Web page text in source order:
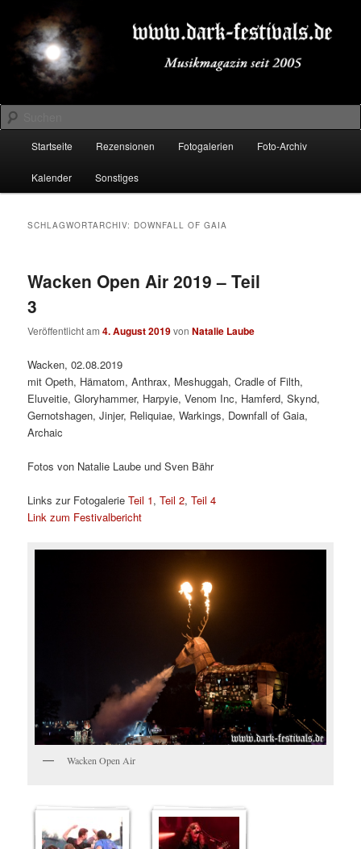
primären
Inhalt
springen
sekundären
Inhalt
springenDARK-FESTIVALS.DE
Suchen
Startseite Rezensionen Fotogalerien Foto-Archiv
Kalender Sonstiges
SCHLAGWORTARCHIV: DOWNFALL OF GAIA
Wacken Open Air 2019 – Teil
3
Veröffentlicht am4. August 2019vonNatalie Laube
Wacken, 02.08.2019
mit Opeth, Hämatom, Anthrax, Meshuggah, Cradle of Filth,
Eluveitie, Gloryhammer, Harpyie, Venom Inc, Hamferd, Skynd,
Gernotshagen, Jinjer, Reliquiae, Warkings, Downfall of Gaia,
Archaic
Fotos von Natalie Laube und Sven Bähr
Links zur FotogalerieTeil 1,Teil 2,Teil 4
Link zum Festivalbericht
Wacken Open Air